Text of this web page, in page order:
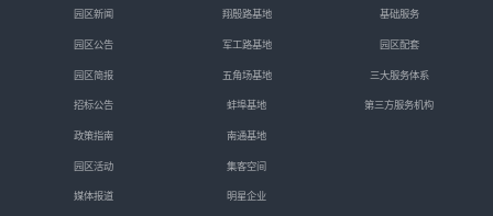
园区新闻
园区公告
园区简报
招标公告
政策指南
园区活动
媒体报道
翔殷路基地
军工路基地
五角场基地
蚌埠基地
南通基地
集客空间
明星企业
基础服务
园区配套
三大服务体系
第三方服务机构